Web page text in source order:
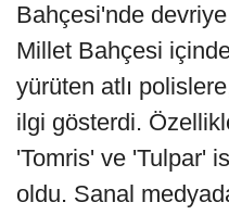
Bahçesi'nde
Millet Bahçesi
yürüten atlı
ilgi gösterdi.
'Tomris' ve 'Tulpar'
oldu. Sanal